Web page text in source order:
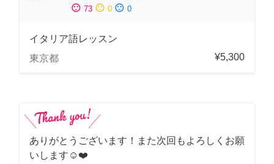
sentiment_satisfied 73 sentiment_neutral 0 sentiment_dissatisfied 0
イタリア語レッスン
東京都
¥5,300
ありがとうございます！また次回もよろしくお願
いします☺️❤️